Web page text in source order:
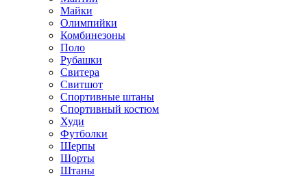
Майки
Олимпийки
Комбинезоны
Поло
Рубашки
Свитера
Свитшот
Спортивные штаны
Спортивный костюм
Худи
Футболки
Шерпы
Шорты
Штаны